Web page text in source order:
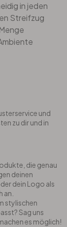
in jeden
Streifzug
und
zu dir und in
die genau
deinen
dein Logo als
stylischen
Sag uns
es möglich!